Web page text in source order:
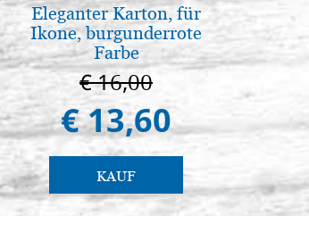
Eleganter Karton, für
Ikone, burgunderrote
Farbe
€ 16,00
€ 13,60
KAUF
€